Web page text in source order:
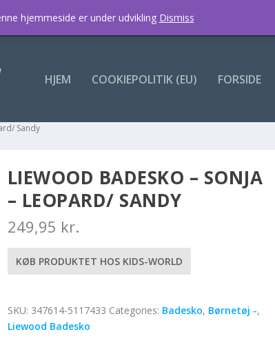
HJEM COOKIEPOLITIK (EU) FORSIDE
Sandy
LIEWOOD BADESKO – SONJA
– LEOPARD/ SANDY
249,95 kr.
KØB PRODUKTET HOS KIDS-WORLD
SKU: 347614-5117433 Categories: Badesko, Børnetøj -,
Liewood Badesko
hjemmeside er under udvikling Dismiss